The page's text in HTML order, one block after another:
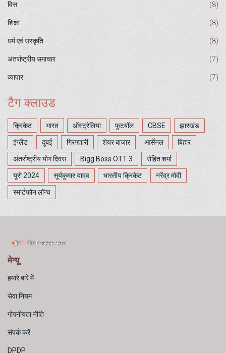
वित्त (8)
शिक्षा (8)
धर्म एवं संस्कृति (8)
अंतर्राष्ट्रीय समाचार (7)
व्यापार (7)
टैग क्लाउड
क्रिकेट भारत ऑस्ट्रेलिया फुटबॉल CBSE झारखंड
इंग्लैंड दुबई गिरफ्तारी शेयर बाजार आर्सेनल बिहार
अंतर्राष्ट्रीय योग दिवस Bigg Boss OTT 3 रोहित शर्मा
यूरो 2024 सूर्यकुमार यादव भारतीय क्रिकेट नरेंद्र मोदी
स्मार्टफोन लॉन्च
मेन्यू
हमारे बारे में
सेवा नियम
गोपनीयता नीति
संपर्क करें
DPDP